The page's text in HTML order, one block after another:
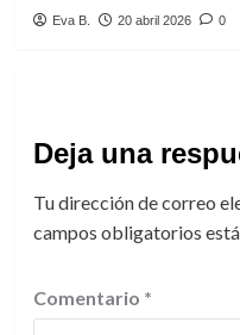
Eva B. 20 abril 2026 0
Deja una
Tu dirección de correo
campos obligatorios
Comentario *